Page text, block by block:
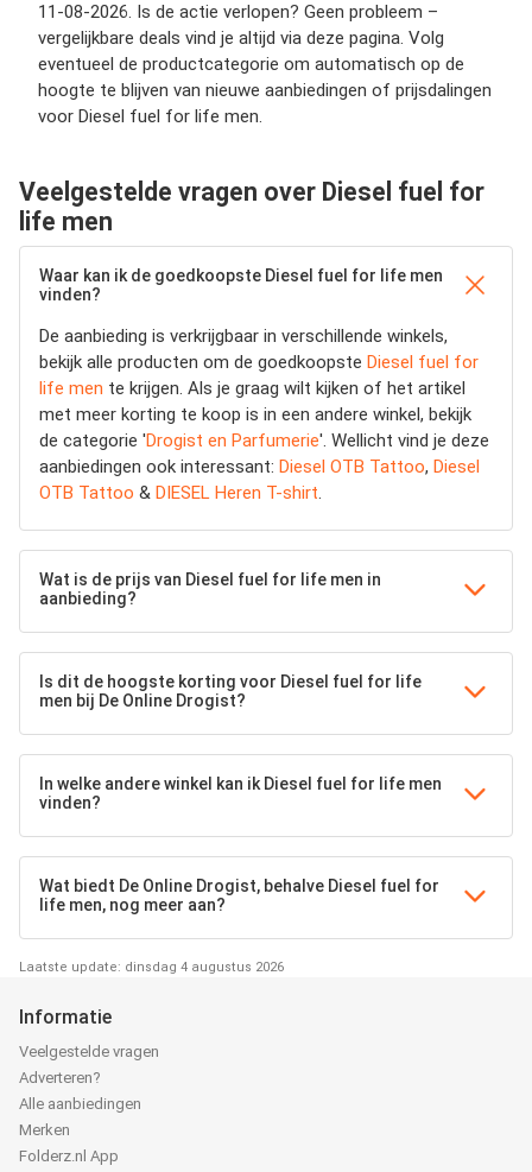
11-08-2026. Is de actie verlopen? Geen probleem –
vergelijkbare deals vind je altijd via deze pagina. Volg
eventueel de productcategorie om automatisch op de
hoogte te blijven van nieuwe aanbiedingen of prijsdalingen
voor Diesel fuel for life men.
Veelgestelde vragen over Diesel fuel for
life men
Waar kan ik de goedkoopste Diesel fuel for life men
vinden?
De aanbieding is verkrijgbaar in verschillende winkels,
bekijk alle producten om de goedkoopste Diesel fuel for
life men te krijgen. Als je graag wilt kijken of het artikel
met meer korting te koop is in een andere winkel, bekijk
de categorie 'Drogist en Parfumerie'. Wellicht vind je deze
aanbiedingen ook interessant: Diesel OTB Tattoo, Diesel
OTB Tattoo & DIESEL Heren T-shirt.
Wat is de prijs van Diesel fuel for life men in
aanbieding?
Is dit de hoogste korting voor Diesel fuel for life
men bij De Online Drogist?
In welke andere winkel kan ik Diesel fuel for life men
vinden?
Wat biedt De Online Drogist, behalve Diesel fuel for
life men, nog meer aan?
Laatste update: dinsdag 4 augustus 2026
Informatie
Veelgestelde vragen
Adverteren?
Alle aanbiedingen
Merken
Folderz.nl App